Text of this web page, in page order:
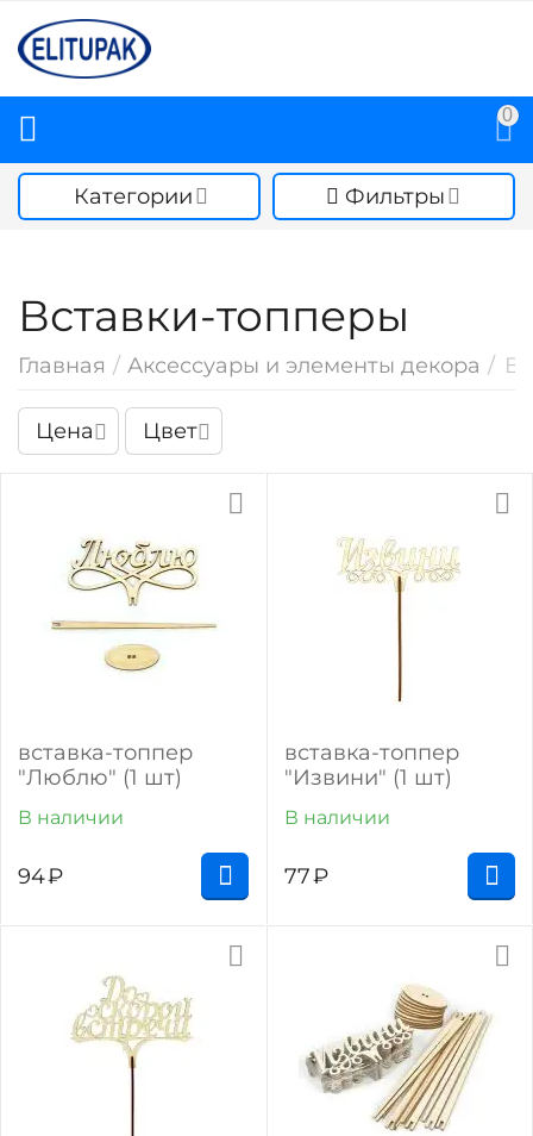
0
Категории Фильтры
Вставки-топперы
Главная / Аксессуары и элементы декора /
Цена Цвет
вставка-топпер
"Люблю" (1 шт)
В наличии
94₽
вставка-топпер
"Извини" (1 шт)
В наличии
77₽